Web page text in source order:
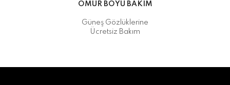
ÖMÜR BOYU BAKIM
Güneş Gözlüklerine
Ücretsiz Bakım